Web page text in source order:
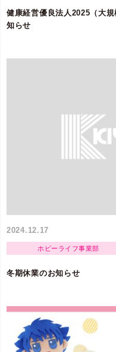
健康経営優良法人2025（大
知らせ
2024.12.17
ホビーライフ事業部
冬期休業のお知らせ